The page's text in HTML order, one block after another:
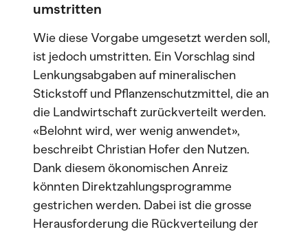
umstritten
Wie diese Vorgabe umgesetzt werden soll,
ist jedoch umstritten. Ein Vorschlag sind
Lenkungsabgaben auf mineralischen
Stickstoff und Pflanzenschutzmittel, die an
die Landwirtschaft zurückverteilt werden.
«Belohnt wird, wer wenig anwendet»,
beschreibt Christian Hofer den Nutzen.
Dank diesem ökonomischen Anreiz
könnten Direktzahlungsprogramme
gestrichen werden. Dabei ist die grosse
Herausforderung die Rückverteilung der